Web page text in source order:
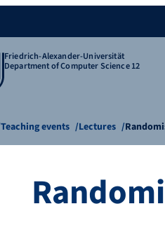
Friedrich-Alexander-Universität
Department of Computer Science 12
Teaching events Lectures